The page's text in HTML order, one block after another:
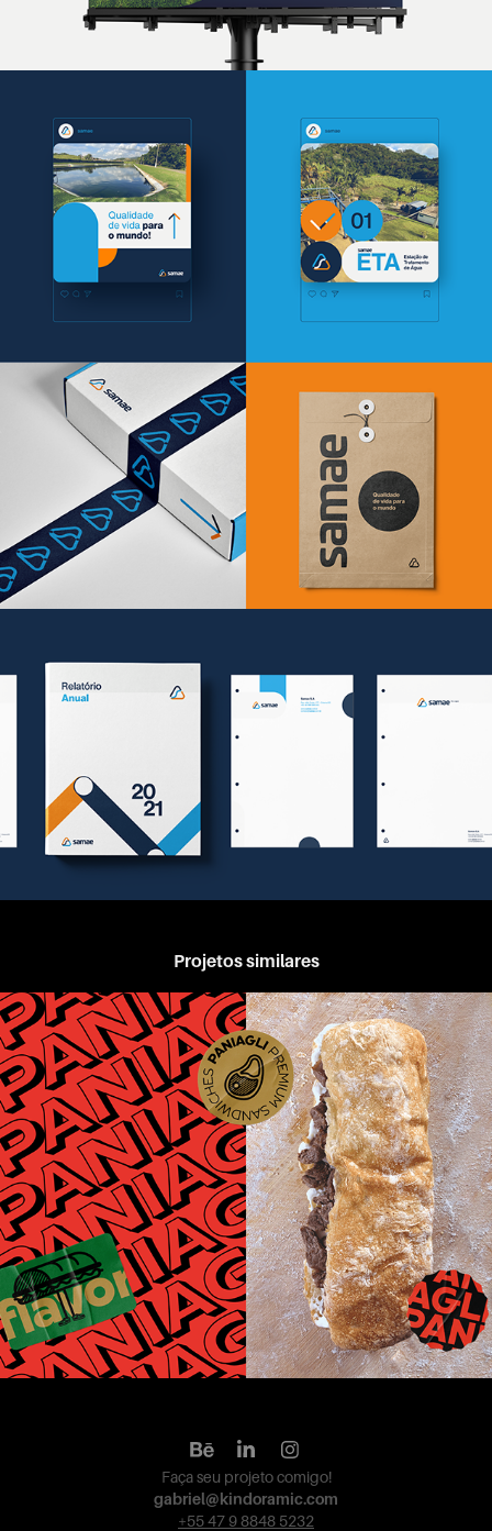
Projetos similares
Identidade Visual - Paniagli
Faça seu projeto comigo!
gabriel@kindoramic.com
+55 47 9 8848 5232